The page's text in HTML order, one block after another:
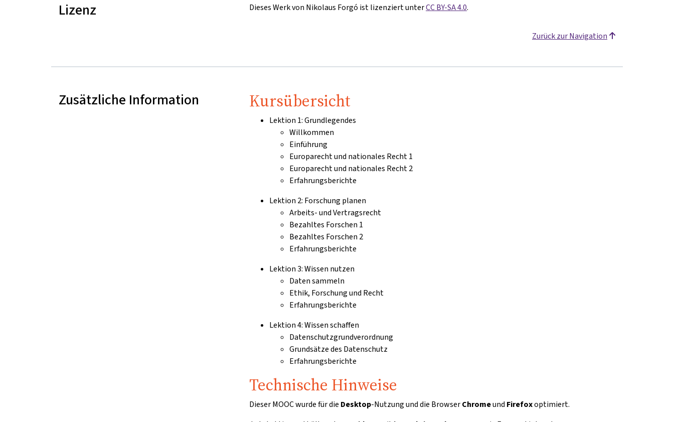
Lizenz Dieses Werk von Nikolaus Forgó ist lizenziert unterCC BY-SA 4.0.
Zurück zur Navigation
Zusätzliche Information Kursübersicht
Lektion 1: Grundlegendes
Willkommen
Einführung
Europarecht und nationales Recht 1
Europarecht und nationales Recht 2
Erfahrungsberichte
Lektion 2: Forschung planen
Arbeits- und Vertragsrecht
Bezahltes Forschen 1
Bezahltes Forschen 2
Erfahrungsberichte
Lektion 3: Wissen nutzen
Daten sammeln
Ethik, Forschung und Recht
Erfahrungsberichte
Lektion 4: Wissen schaffen
Datenschutzgrundverordnung
Grundsätze des Datenschutz
Erfahrungsberichte
Technische Hinweise
Dieser MOOC wurde für die Desktop-Nutzung und die BrowserChromeund Firefoxoptimiert.